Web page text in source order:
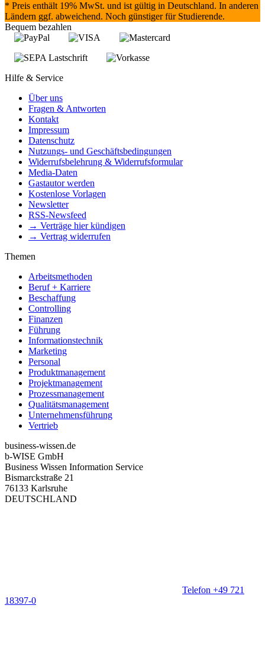
* Preis enthält 19% MwSt. und ist gültig in Deutschland. In anderen
Ländern ggf. abweichend. Noch günstiger für Studierende.
Bequem bezahlen
Hilfe & Service
Über uns
Fragen & Antworten
Kontakt
Impressum
Datenschutz
Nutzungs- und Geschäftsbedingungen
Widerrufsbelehrung & Widerrufsformular
Media-Daten
Gastautor werden
Kostenlose Vorlagen
Newsletter
RSS-Newsfeed
→ Verträge hier kündigen
→ Vertrag widerrufen
Themen
Arbeitsmethoden
Beruf + Karriere
Beschaffung
Controlling
Finanzen
Führung
Informationstechnik
Marketing
Personal
Produktmanagement
Projektmanagement
Prozessmanagement
Qualitätsmanagement
Unternehmensführung
Vertrieb
business-wissen.de
b-WISE GmbH
Business Wissen Information Service
Bismarckstraße 21
76133 Karlsruhe
DEUTSCHLAND
Telefon +49 721
18397-0